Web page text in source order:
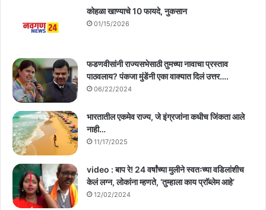
कोहळा खाण्याचे 10 फायदे, नुकसान
01/15/2026
फडणवीसांनी राज्यसभेसाठी तुमच्या नावाचा प्रस्ताव
पाठवलाय? पंकजा मुंडेंनी एका वाक्यात दिलं उत्तर….
06/22/2024
भारतातील एकमेव राज्य, जे इंग्रजांना कधीच जिंकता आले
नाही…
11/17/2025
video : बाप रे! 24 वर्षांच्या मुलीने स्वतःच्या वडिलांशीच
केलं लग्न, लोकांना म्हणते, ‘तुम्हाला काय प्राॅब्लेम आहे’
12/02/2024